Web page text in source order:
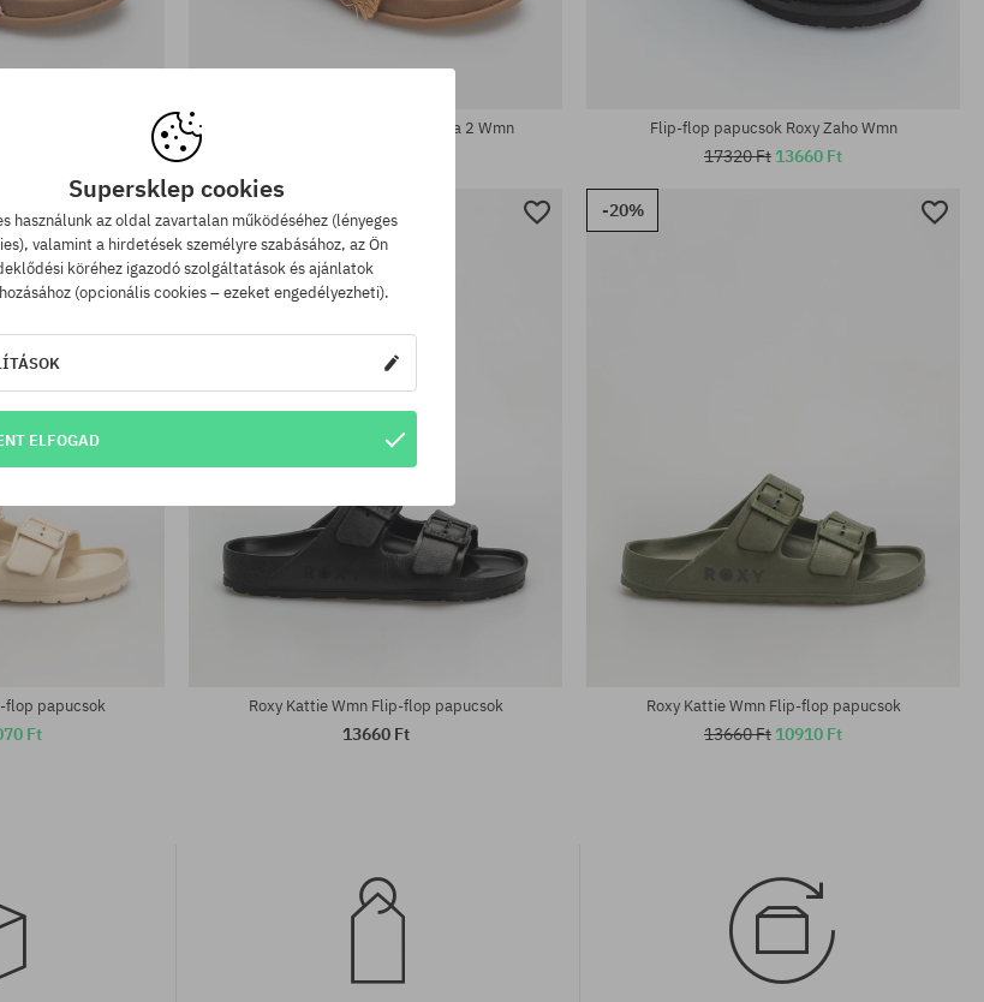
Elérhető méretek:
1 Wmn Flip-flop papucsok Roxy Syenna 2 Wmn Flip-flop papucsok Roxy Zaho Wmn
17320 Ft 13660 Ft
flop papucsok
Ft
Roxy Kattie Wmn Flip-flop papucsok
13660 Ft
-20%
Roxy Kattie Wmn Flip-flop papucsok
13660 Ft 10910 Ft
Supersklep cookies
használunk az oldal zavartalan működéséhez (lényeges
valamint a hirdetések személyre szabásához, az Ön
köréhez igazodó szolgáltatások és ajánlatok
(opcionális cookies – ezeket engedélyezheti).
ELFOGAD